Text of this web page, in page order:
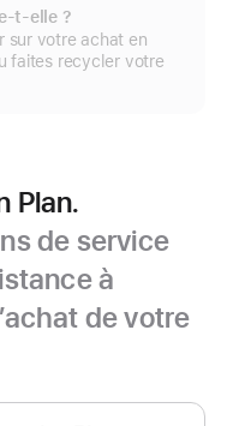
t-elle ?
sur votre achat en
faites recycler votre
Plan.
de service
à
de votre